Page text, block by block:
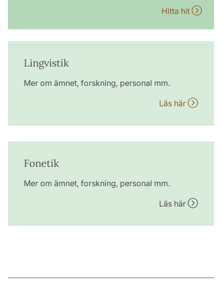
Hitta hit
Lingvistik
Mer om ämnet, forskning, personal mm.
Läs här
Fonetik
Mer om ämnet, forskning, personal mm.
Läs här